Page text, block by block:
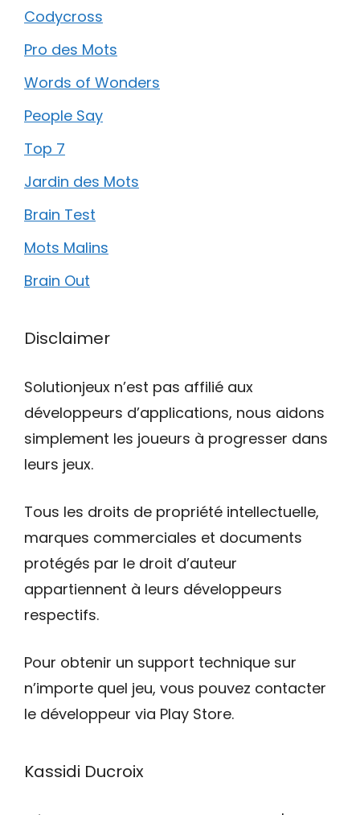
Codycross
Pro des Mots
Words of Wonders
People Say
Top 7
Jardin des Mots
Brain Test
Mots Malins
Brain Out
Disclaimer
Solutionjeux n’est pas affilié aux
développeurs d’applications, nous aidons
simplement les joueurs à progresser dans
leurs jeux.
Tous les droits de propriété intellectuelle,
marques commerciales et documents
protégés par le droit d’auteur
appartiennent à leurs développeurs
respectifs.
Pour obtenir un support technique sur
n’importe quel jeu, vous pouvez contacter
le développeur via Play Store.
Kassidi Ducroix